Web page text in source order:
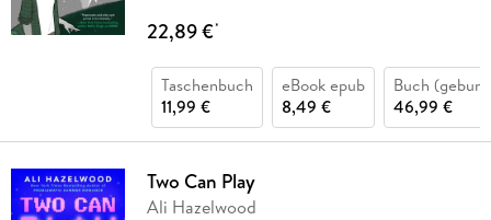
22,89 €*
Taschenbuch
11,99 €
eBook epub
8,49 €
Buch
46,99 €
Two Can Play
Ali Hazelwood